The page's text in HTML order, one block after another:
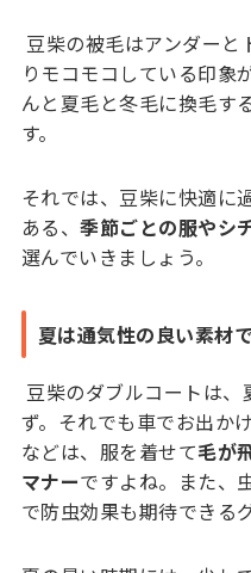
豆柴の被毛はアンダー
りモコモコしている印象
んと夏毛と冬毛に換毛す
す。
それでは、豆柴に快適に
ある、季節ごとの服やシ
選んでいきましょう。
夏は通気性の良い素材
豆柴のダブルコートは
ず。それでも車でお出か
などは、服を着せて毛が
マナーですよね。また、
で防虫効果も期待できる